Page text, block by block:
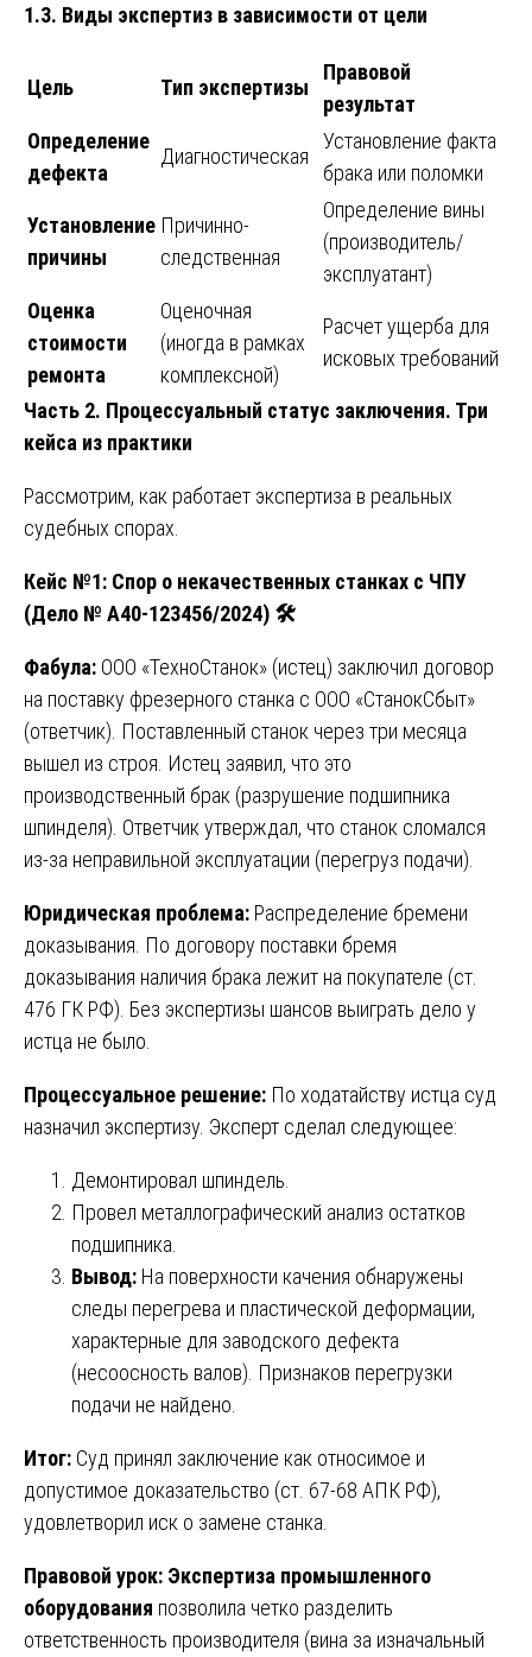
1.3. Виды экспертиз в зависимости от цели
Цель Тип экспертизы
Правовой
результат
Определение
дефекта
Диагностическая
Установление факта
брака или поломки
Установление
причины
Причинно-
следственная
Определение вины
(производитель/
эксплуатант)
Оценка
стоимости
ремонта
Оценочная
(иногда в рамках
комплексной)
Расчет ущерба для
исковых требований
Часть 2. Процессуальный статус заключения. Три
кейса из практики
Рассмотрим, как работает экспертиза в реальных
судебных спорах.
Кейс №1: Спор о некачественных станках с ЧПУ
(Дело № А40-123456/2024) 🛠
Фабула: ООО «ТехноСтанок» (истец) заключил договор
на поставку фрезерного станка с ООО «СтанокСбыт»
(ответчик). Поставленный станок через три месяца
вышел из строя. Истец заявил, что это
производственный брак (разрушение подшипника
шпинделя). Ответчик утверждал, что станок сломался
из-за неправильной эксплуатации (перегруз подачи).
Юридическая проблема: Распределение бремени
доказывания. По договору поставки бремя
доказывания наличия брака лежит на покупателе (ст.
476 ГК РФ). Без экспертизы шансов выиграть дело у
истца не было.
Процессуальное решение: По ходатайству истца суд
назначил экспертизу. Эксперт сделал следующее:
Демонтировал шпиндель.
Провел металлографический анализ остатков
подшипника.
Вывод: На поверхности качения обнаружены
следы перегрева и пластической деформации,
характерные для заводского дефекта
(несоосность валов). Признаков перегрузки
подачи не найдено.
Итог: Суд принял заключение как относимое и
допустимое доказательство (ст. 67-68 АПК РФ),
удовлетворил иск о замене станка.
Правовой урок: Экспертиза промышленного
оборудования позволила четко разделить
ответственность производителя (вина за изначальный